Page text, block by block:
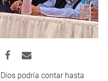
podría contar hasta